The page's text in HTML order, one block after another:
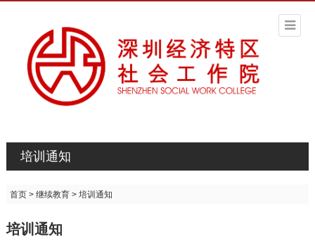
培训通知
首页> 继续教育> 培训通知
培训通知